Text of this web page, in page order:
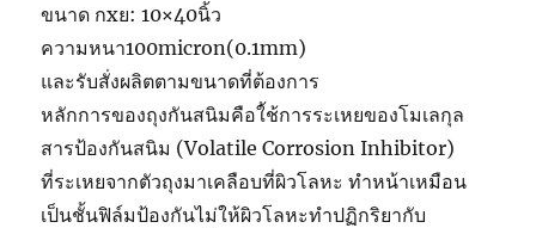
ขนาด กxย: 10×40นิ้ว
ความหนา100micron(0.1mm)
และรับสั่งผลิตตามขนาดที่ต้องการ
หลักการของถุงกันสนิมคือใ้ช้การระเหยของโมเลกุล
สารป้องกันสนิม (Volatile Corrosion Inhibitor)
ที่ระเหยจากตัวถุงมาเคลือบที่ผิวโลหะ ทำหน้าเหมือน
เป็นชั้นฟิล์มป้องกันไม่ให้ผิวโลหะทำปฏิกริยากับ